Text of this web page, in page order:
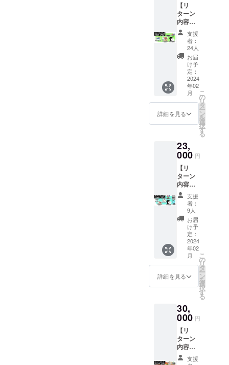
定］ ・
PC・ス
マホ用
壁紙 ・
お礼
メッ
セージ -
-----------
-----------
-----------
-----------
--------
※「ゲー
ム本
は、
「Ninte
ndo
Switch
用」ま
たは
「PC用
（Stea
m）」
のどち
らかを
選択し
ていた
だけま
す。
は、
Steam
ロード
してい
ただけ
ます。
※「サウ
ンドト
ラッ
【リ
ターン
内容】
・クリ
アファ
イル 1
種（全3
種） ・
CF限定
記念ピ
ンズ 3
種セッ
ト ・オ
リジナ
ルデザ
・お礼
メッ
セージ -
-----------
-----------
-----------
-----------
-------- ※
クリア
ファイ
ルの詳
細は
「リ
ターン
プラン
のご紹
介」を
シャツ
の詳細
ターン
プラン
のご紹
介」を
支援
者：
24人
お届
け予
定：
2024
年02
月
詳細を見る
こ
の
リ
タ
ー
ン
を
選
択
す
る
23,
000 円
【リ
ターン
内容】
・ゲー
ム本
体：DL
コード
x 1点
［一般
販売予
定価
格：
1,100
円］ ・
サウン
［一般
販売予
定価
格：未
定］ ・
PC・ス
マホ用
支援
者：
9人
お届
け予
定：
2024
年02
月
詳細を見る
こ
の
リ
タ
ー
ン
を
選
択
す
る
30,
000 円
【リ
ターン
内容】
・サン
支援